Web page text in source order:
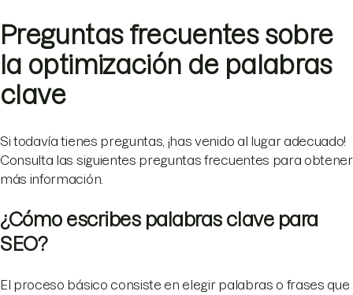
Preguntas frecuentes sobre
la optimización de palabras
clave
Si todavía tienes preguntas, ¡has venido al lugar adecuado!
Consulta las siguientes preguntas frecuentes para obtener
más información.
¿Cómo escribes palabras clave para
SEO?
El proceso básico consiste en elegir palabras o frases que